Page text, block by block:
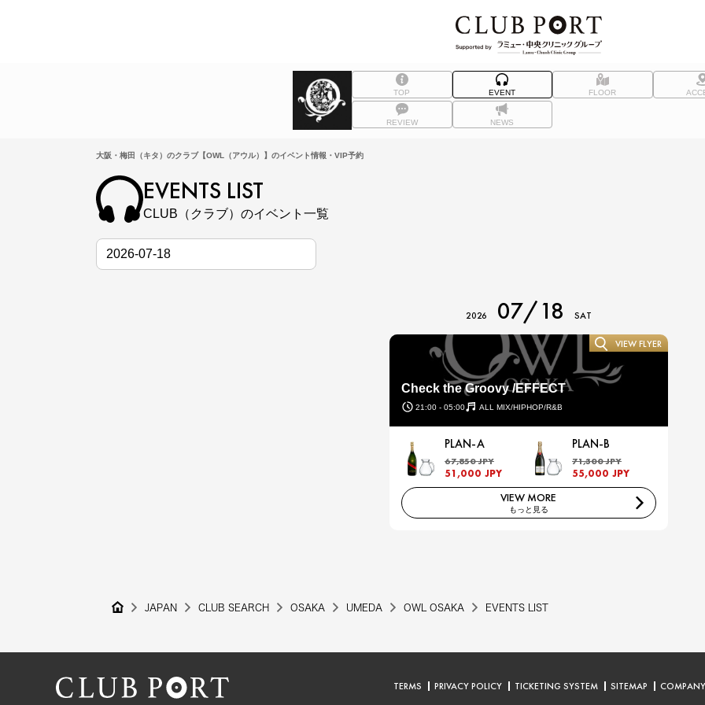
TOP EVENT FLOOR
REVIEW NEWS
大阪・梅田（キタ）のクラブ【OWL（アウル）】のイベント情報・VIP予約
EVENTS LIST
CLUB（クラブ）のイベント一覧
2026 07/18 SAT
Check the Groovy /EFFECT
21:00 - 05:00 ALL MIX/HIPHOP/R&B
VIEW FLYER
PLAN-A
67,850 JPY
51,000 JPY
PLAN-B
71,300 JPY
55,000 JPY
VIEW MORE
もっと見る
JAPAN CLUB SEARCH OSAKA UMEDA OWL OSAKA EVENTS LIST
TERMS PRIVACY POLICY TICKETING SYSTEM SITEMAP COMPANY